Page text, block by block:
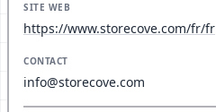
SITE WEB
https://www.storecove.com/fr/fr
CONTACT
info@storecove.com